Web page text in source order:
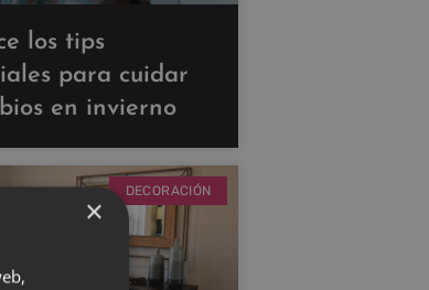
los tips
para cuidar
en invierno
DECORACIÓN
×